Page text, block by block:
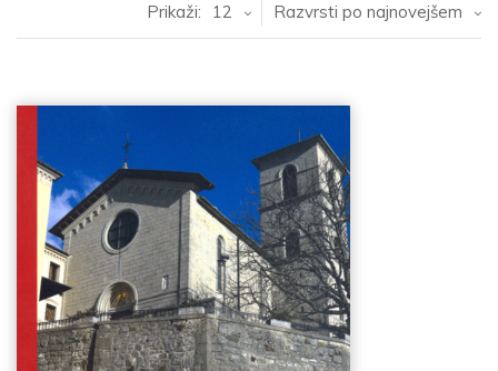
Razvrsti po najnovejšem
Prikaži: 12